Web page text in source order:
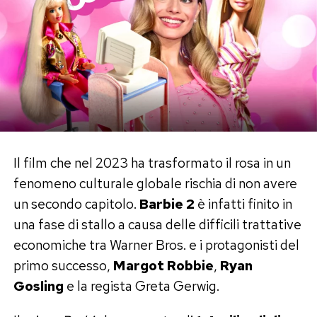
accende una sigaretta. Mentre il cinema
indipendente americano lo celebrava insieme a
registi come Spike Lee e i fratelli Coen, lui
descrive oggi quegli anni come una condizione
«senza speranza».
Il debutto, del resto, aveva già avuto qualcosa
di perfettamente ferrariano. A 24 anni diresse il
film pornografico
9 Lives of a Wet Pussy
racimolando corrente dai lampioni e affidandosi
a un attore che, secondo il suo racconto, si rivelò
inadatto e fuggì dalla scala antincendio. Il porno
non era la sua strada, ma quel set improvvisato
diventò la sua prima vera scuola di cinema.
Il film che nel 2023 ha trasformato il rosa in un
fenomeno culturale globale rischia di non avere
un secondo capitolo. Barbie 2 è infatti finito in
una fase di stallo a causa delle difficili trattative
economiche tra Warner Bros. e i protagonisti del
primo successo, Margot Robbie, Ryan
Gosling e la regista Greta Gerwig.